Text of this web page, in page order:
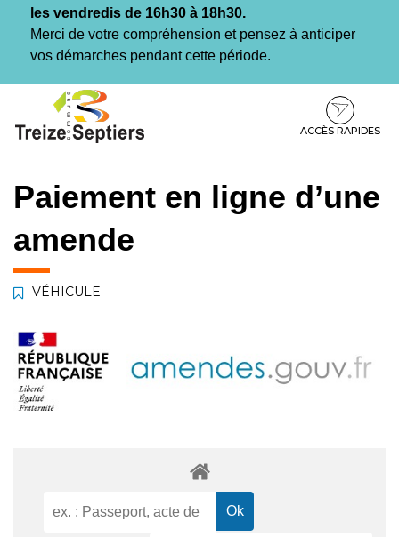
les vendredis de 16h30 à 18h30.
Merci de votre compréhension et pensez à anticiper
vos démarches pendant cette période.
contenu
pied
ACCÈS RAPIDES
Paiement en ligne d’une
amende
VÉHICULE